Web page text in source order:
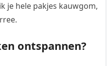
je hele pakjes kauwgom,
ontspannen?